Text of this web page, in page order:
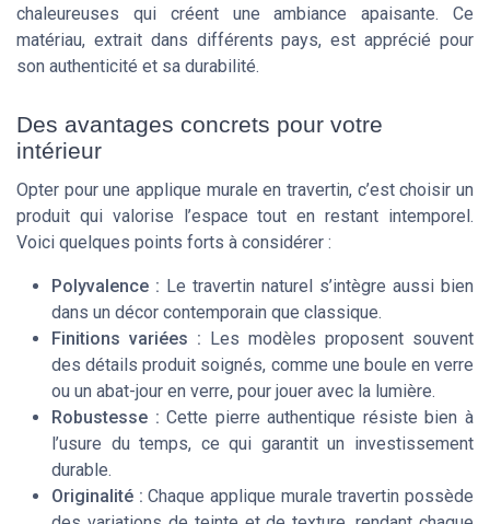
chaleureuses qui créent une ambiance apaisante. Ce
matériau, extrait dans différents pays, est apprécié pour
son authenticité et sa durabilité.
Des avantages concrets pour votre
intérieur
Opter pour une applique murale en travertin, c’est choisir un
produit qui valorise l’espace tout en restant intemporel.
Voici quelques points forts à considérer :
Polyvalence : Le travertin naturel s’intègre aussi bien
dans un décor contemporain que classique.
Finitions variées : Les modèles proposent souvent
des détails produit soignés, comme une boule en verre
ou un abat-jour en verre, pour jouer avec la lumière.
Robustesse : Cette pierre authentique résiste bien à
l’usure du temps, ce qui garantit un investissement
durable.
Originalité : Chaque applique murale travertin possède